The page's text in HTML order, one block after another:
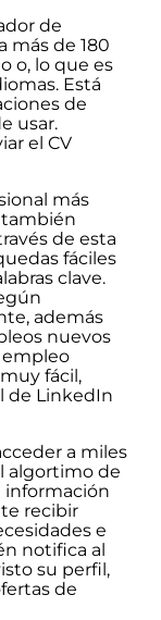
de
más de 180
o, lo que es
Está
de
usar.
el CV
más
de esta
fáciles
clave.
además
nuevos
fácil,
de LinkedIn
a miles
algortimo de
información
recibir
e
notifica al
su perfil,
de